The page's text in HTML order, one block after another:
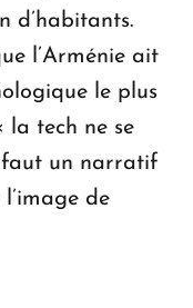
d’habitants.
l’Arménie ait
le plus
la tech ne se
faut un narratif
l’image de